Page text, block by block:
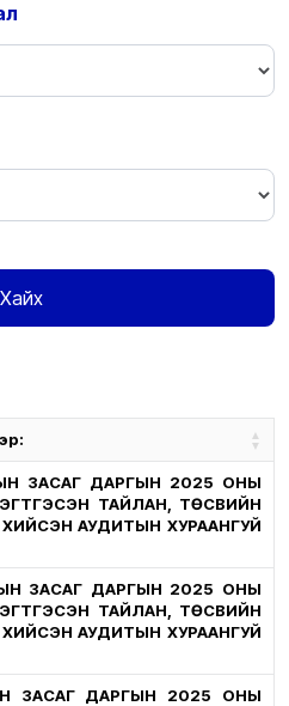
Хайх
ЗАСАГ ДАРГЫН 2025 ОНЫ
ТАЙЛАН, ТӨСВИЙН
ХИЙСЭН АУДИТЫН ХУРААНГУЙ
ЗАСАГ ДАРГЫН 2025 ОНЫ
ТАЙЛАН, ТӨСВИЙН
ХИЙСЭН АУДИТЫН ХУРААНГУЙ
ЗАСАГ ДАРГЫН 2025 ОНЫ